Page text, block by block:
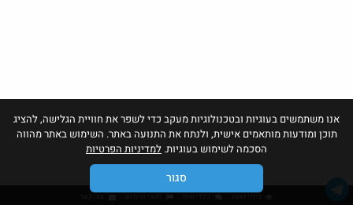
אנו משתמשים בעוגיות ובטכנולוגיות מעקב כדי לשפר את חוויית הגלישה, להציג
תוכן ומודעות מותאמים אישית, ולנתח את התנועה באתר. השימוש באתר מהווה
הסכמה לשימוש בעוגיות. למדיניות הפרטיות
סגור